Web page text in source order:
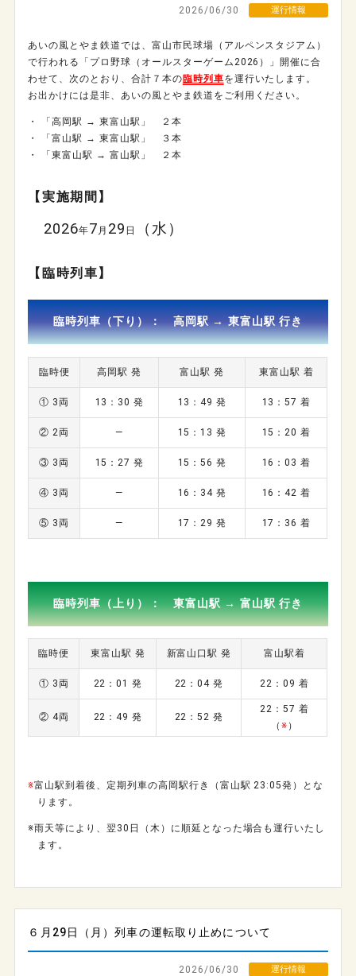
2026/06/30 運行情報
あいの風とやま鉄道では、富山市民球場（アルペンスタジアム）
で行われる「プロ野球（オールスターゲーム2026）」開催に合
わせて、次のとおり、合計７本の臨時列車を運行いたします。
お出かけには是非、あいの風とやま鉄道をご利用ください。
・ 「高岡駅 → 東富山駅」 ２本
・ 「富山駅 → 東富山駅」 ３本
・ 「東富山駅 → 富山駅」 ２本
【実施期間】
2026年7 月 29 日 （水）
【臨時列車】
臨時列車（下り）： 高岡駅 → 東富山駅 行き
臨時便 高岡駅 発 富山駅 発 東富山駅 着
① 3両 13：30 発 13：49 発 13：57 着
② 2両 ― 15：13 発 15：20 着
③ 3両 15：27 発 15：56 発 16：03 着
④ 3両 ― 16：34 発 16：42 着
⑤ 3両 ― 17：29 発 17：36 着
臨時列車（上り）： 東富山駅 → 富山駅 行き
臨時便 東富山駅 発 新富山口駅 発 富山駅着
① 3両 22：01 発 22：04 発 22：09 着
② 4両 22：49 発 22：52 発
22：57 着
（ ※ ）
※富山駅到着後、定期列車の高岡駅行き（富山駅 23:05発）とな
ります。
※雨天等により、翌30日（木）に順延となった場合も運行いたし
ます。
６月29日（月）列車の運転取り止めについて
2026/06/30 運行情報